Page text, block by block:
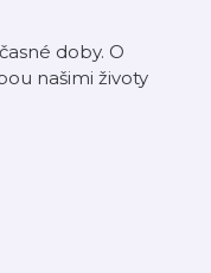
doby. O
našimi životy